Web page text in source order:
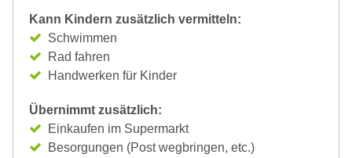
Kann Kindern zusätzlich vermitteln:
Schwimmen
Rad fahren
Handwerken für Kinder
Übernimmt zusätzlich:
Einkaufen im Supermarkt
Besorgungen (Post wegbringen, etc.)